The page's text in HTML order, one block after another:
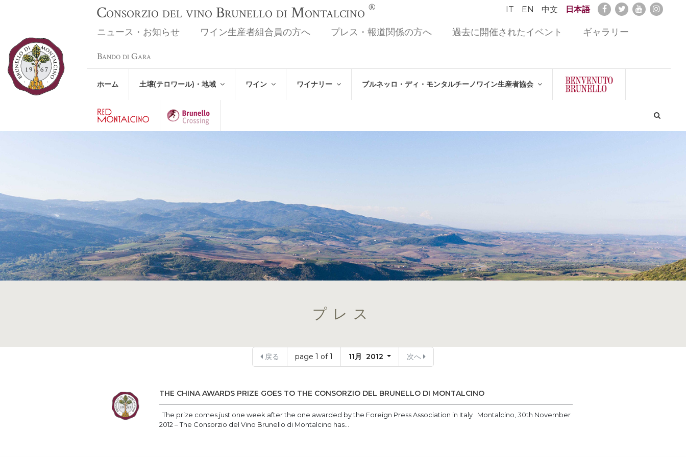
Consorzio del vino Brunello di Montalcino ® IT EN 中文 日本語
ニュース・お知らせ ワイン生産者組合員の方へ プレス・報道関係の方へ 過去に開催されたイベント ギャラリー
Bando di Gara
ホーム 土壌(テロワール)・地域 ワイン ワイナリー ブルネッロ・ディ・モンタルチーノワイン生産者協会
プレス
戻る page 1 of 1 11月 2012 次へ
THE CHINA AWARDS PRIZE GOES TO THE CONSORZIO DEL BRUNELLO DI MONTALCINO
The prize comes just one week after the one awarded by the Foreign Press Association in Italy Montalcino, 30th November
2012 – The Consorzio del Vino Brunello di Montalcino has...